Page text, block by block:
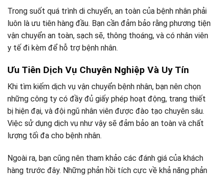
Trong suốt quá trình di chuyển, an toàn của bệnh nhân phải
luôn là ưu tiên hàng đầu. Bạn cần đảm bảo rằng phương tiện
vận chuyển an toàn, sạch sẽ, thông thoáng, và có nhân viên
y tế đi kèm để hỗ trợ bệnh nhân.
Ưu Tiên Dịch Vụ Chuyên Nghiệp Và Uy Tín
Khi tìm kiếm dịch vụ vận chuyển bệnh nhân, bạn nên chọn
những công ty có đầy đủ giấy phép hoạt động, trang thiết
bị hiện đại, và đội ngũ nhân viên được đào tạo chuyên sâu.
Việc sử dụng dịch vụ như vậy sẽ đảm bảo an toàn và chất
lượng tối đa cho bệnh nhân.
Ngoài ra, bạn cũng nên tham khảo các đánh giá của khách
hàng trước đây. Những phản hồi tích cực về khả năng phản